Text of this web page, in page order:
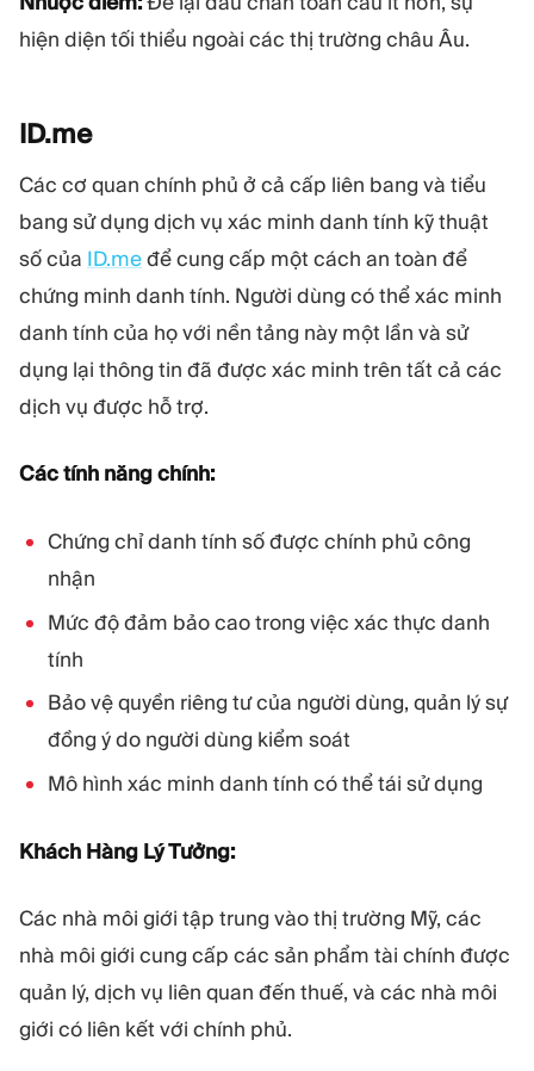
hiện diện tối thiểu ngoài các thị trường châu Âu.
ID.me
Các cơ quan chính phủ ở cả cấp liên bang và tiểu
bang sử dụng dịch vụ xác minh danh tính kỹ thuật
số của ID.međể cung cấp một cách an toàn để
chứng minh danh tính. Người dùng có thể xác minh
danh tính của họ với nền tảng này một lần và sử
dụng lại thông tin đã được xác minh trên tất cả các
dịch vụ được hỗ trợ.
Các tính năng chính:
Chứng chỉ danh tính số được chính phủ công
nhận
Mức độ đảm bảo cao trong việc xác thực danh
tính
Bảo vệ quyền riêng tư của người dùng, quản lý sự
đồng ý do người dùng kiểm soát
Mô hình xác minh danh tính có thể tái sử dụng
Khách Hàng Lý Tưởng:
Các nhà môi giới tập trung vào thị trường Mỹ, các
nhà môi giới cung cấp các sản phẩm tài chính được
quản lý, dịch vụ liên quan đến thuế, và các nhà môi
giới có liên kết với chính phủ.